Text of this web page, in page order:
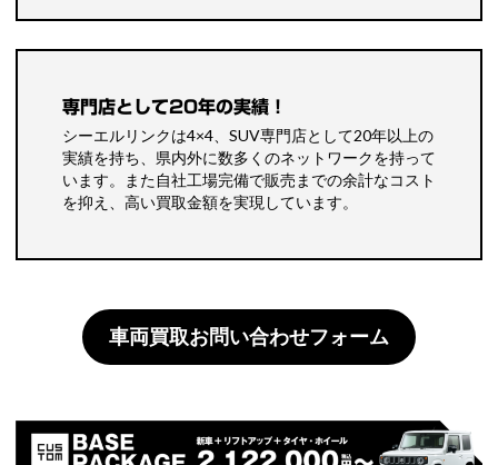
専門店として20年の実績！
シーエルリンクは4×4、SUV専門店として20年以上の
実績を持ち、県内外に数多くのネットワークを持って
います。また自社工場完備で販売までの余計なコスト
を抑え、高い買取金額を実現しています。
車両買取お問い合わせフォーム